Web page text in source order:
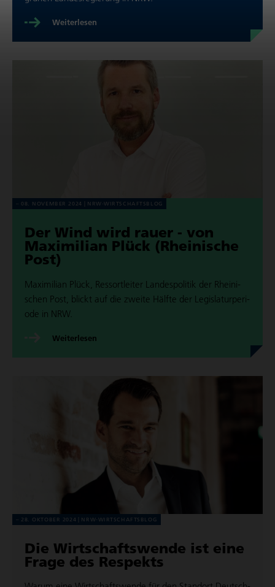
Wei­ter­le­sen
08. NOVEMBER 2024 NRW-WIRT­SCHAFTS­BLOG
Der Wind wird rauer - von
Maxi­mi­lian Plück (Rhei­ni­sche
Post)
Maxi­mi­lian Plück, Res­sort­lei­ter Lan­des­po­li­tik der Rhei­ni­
schen Post, blickt auf die zweite Hälfte der Legis­la­tur­pe­ri­
ode in NRW.
Wei­ter­le­sen
28. OKTOBER 2024 NRW-WIRT­SCHAFTS­BLOG
Die Wirt­schafts­wende ist eine
Frage des Respekts